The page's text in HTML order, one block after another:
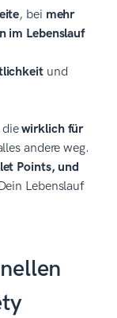
, bei mehr
im Lebenslauf
und
wirklich für
andere weg.
Points, und
Lebenslauf